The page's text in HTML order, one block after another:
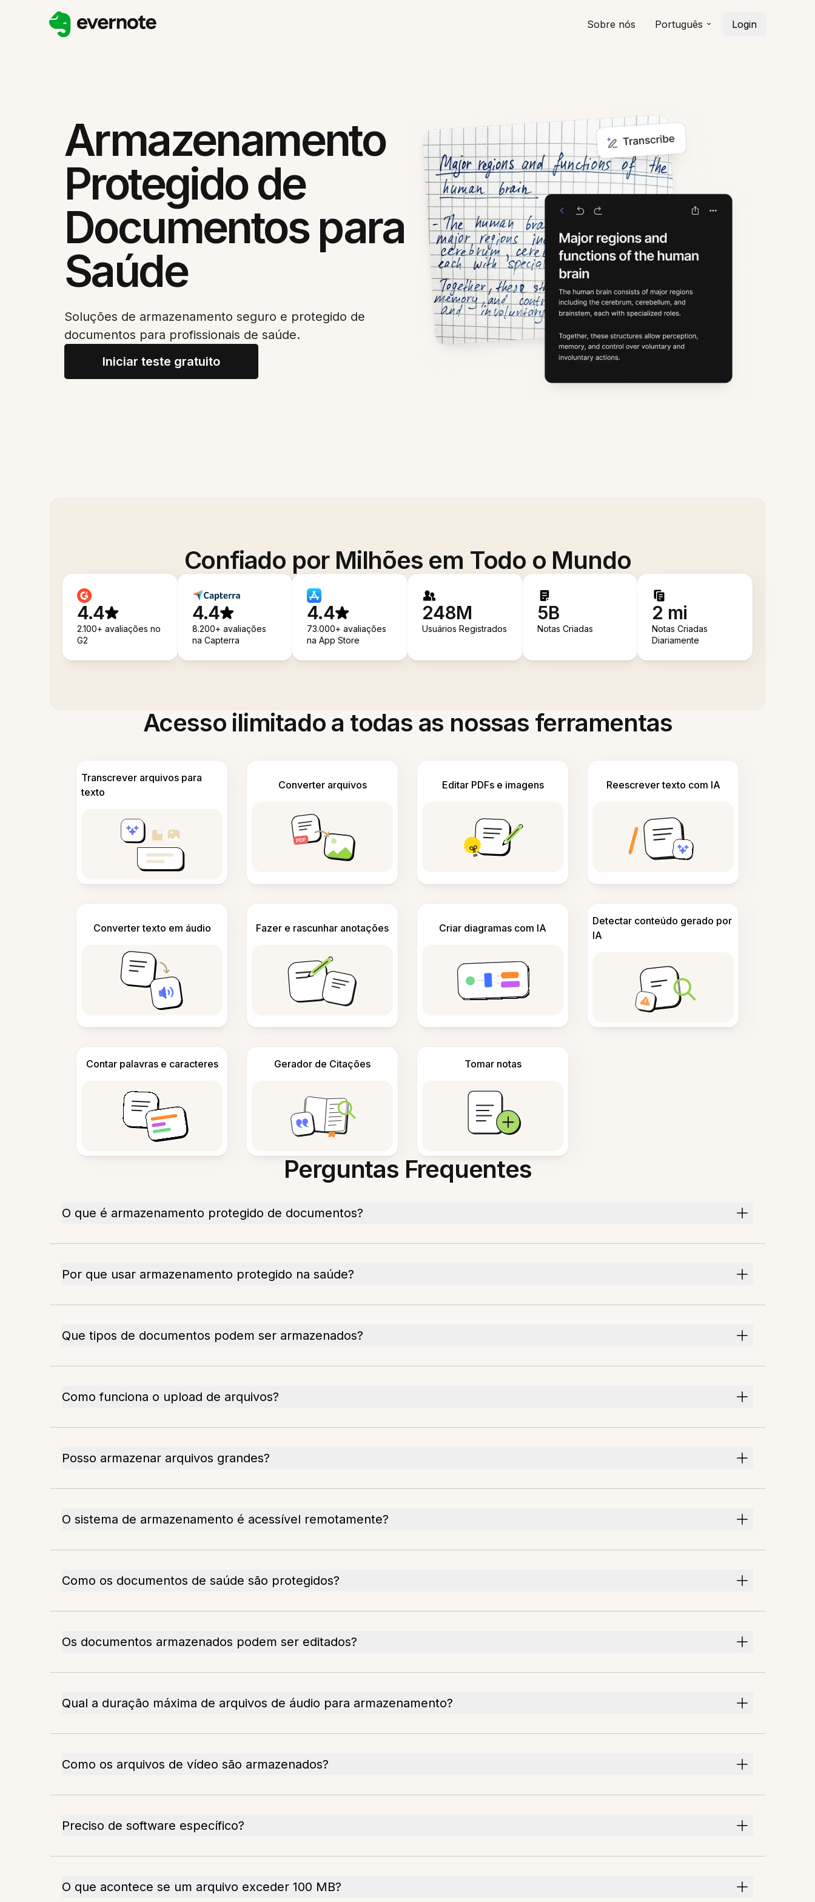
Sobre nós Português Login
Armazenamento
Protegido de
Documentos para
Saúde
Soluções de armazenamento seguro e protegido de
documentos para profissionais de saúde.
Iniciar teste gratuito
Confiado por Milhões em Todo o Mundo
4.4
2.100+ avaliações no
G2
4.4
8.200+ avaliações
na Capterra
4.4
73.000+ avaliações
na App Store
248M
Usuários Registrados
5B
Notas Criadas
2 mi
Notas Criadas
Diariamente
Acesso ilimitado a todas as nossas ferramentas
Transcrever arquivos para
texto
Converter arquivos Editar PDFs e imagens Reescrever texto com IA
Converter texto em áudio Fazer e rascunhar anotações Criar diagramas com IA
Detectar conteúdo gerado por
IA
Contar palavras e caracteres Gerador de Citações Tomar notas
Perguntas Frequentes
O que é armazenamento protegido de documentos?
Por que usar armazenamento protegido na saúde?
Que tipos de documentos podem ser armazenados?
Como funciona o upload de arquivos?
Posso armazenar arquivos grandes?
O sistema de armazenamento é acessível remotamente?
Como os documentos de saúde são protegidos?
Os documentos armazenados podem ser editados?
Qual a duração máxima de arquivos de áudio para armazenamento?
Como os arquivos de vídeo são armazenados?
Preciso de software específico?
O que acontece se um arquivo exceder 100 MB?